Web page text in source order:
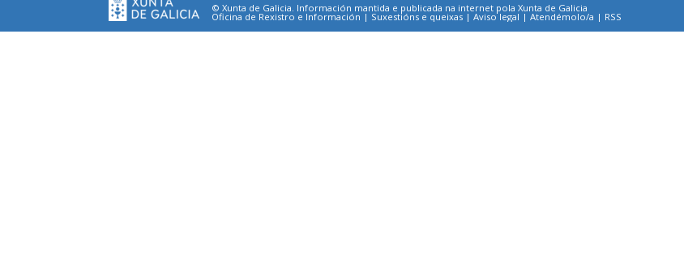
© Xunta de Galicia. Información mantida e publicada na internet pola Xunta de Galicia
Oficina de Rexistro e Información | Suxestións e queixas| Aviso legal | Atendémolo/a | RSS